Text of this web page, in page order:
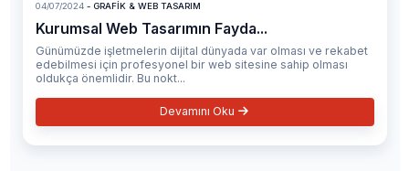
04/07/2024- GRAFIK & WEB TASARIM
Kurumsal Web Tasarımın Fayda...
Günümüzde işletmelerin dijital dünyada var olması ve rekabet
edebilmesi için profesyonel bir web sitesine sahip olması
oldukça önemlidir. Bu nokt...
Devamını Oku